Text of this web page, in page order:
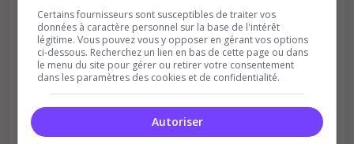
Récompenses possibles
Certains serveurs offrent des bonus aux
votants
Certains fournisseurs sont susceptibles de traiter vos
données à caractère personnel sur la base de l'intérêt
légitime. Vous pouvez vous y opposer en gérant vos options
ci-dessous. Recherchez un lien en bas de cette page ou dans
le menu du site pour gérer ou retirer votre consentement
dans les paramètres des cookies et de confidentialité.
Autoriser